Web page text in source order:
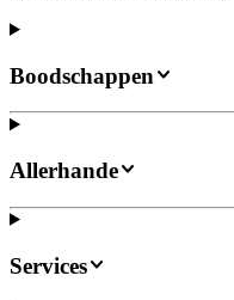
Boodschappen
Allerhande
Services